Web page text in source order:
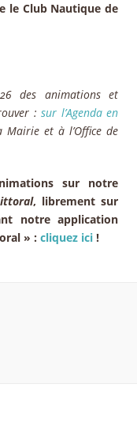
le Club Nautique de
des animations et
:sur l’Agenda en
et à l’Office de
sur notre
, librement sur
notre application
» : cliquez ici !